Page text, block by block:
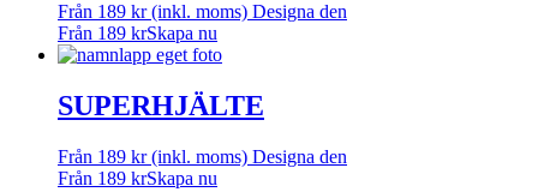
Från 189 kr (inkl. moms) Designa den
Från 189 krSkapa nu
SUPERHJÄLTE
Från 189 kr (inkl. moms) Designa den
Från 189 krSkapa nu